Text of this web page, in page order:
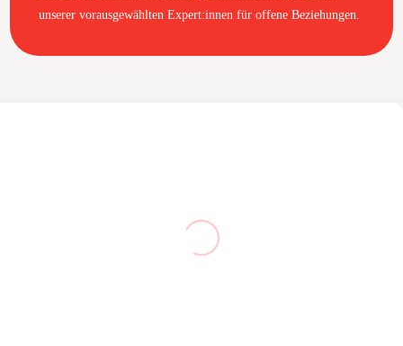
unserer vorausgewählten Expert:innen für offene Beziehungen.